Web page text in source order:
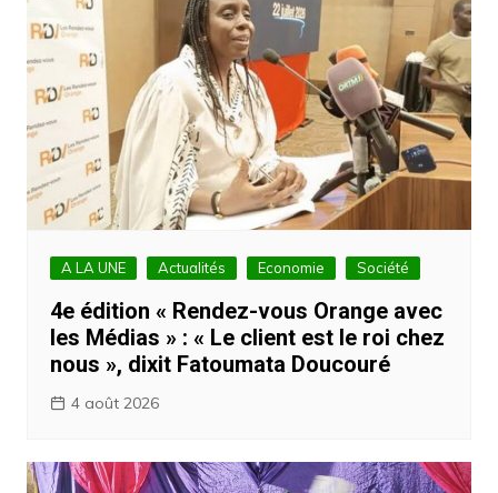
A LA UNE Actualités Economie Société
4e édition « Rendez-vous Orange avec
les Médias » : « Le client est le roi chez
nous », dixit Fatoumata Doucouré
4 août 2026